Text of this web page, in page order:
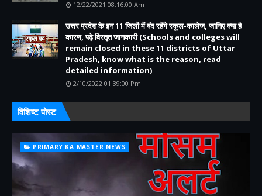
12/22/2021 08:16:00 Am
उत्तर प्रदेश के इन 11 जिलों में बंद रहेंगे स्कूल-कालेज, जानिए क्या है
कारण, पढ़े विस्तृत जानकारी (Schools and colleges will
remain closed in these 11 districts of Uttar
Pradesh, know what is the reason, read
detailed information)
2/10/2022 01:39:00 Pm
विशिष्ट पोस्ट
PRIMARY KA MASTER NEWS